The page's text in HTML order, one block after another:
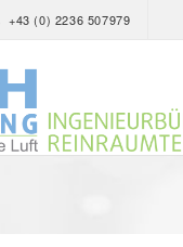
+43 (0) 2236 507979